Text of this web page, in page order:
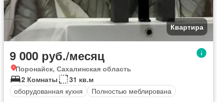
Квартира
9 000 руб./месяц
Поронайск, Сахалинская область
2 Комнаты
31 кв.м
оборудованная кухня
Полностью меблирована